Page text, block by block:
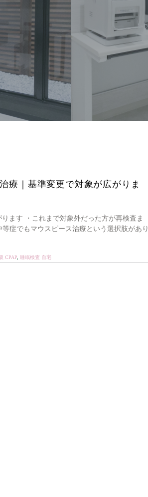
療｜基準変更で対象が広がりま
ます ・これまで対象外だった方が再検査ま
症でもマウスピース治療という選択肢があり
CPAP 睡眠検査 自宅